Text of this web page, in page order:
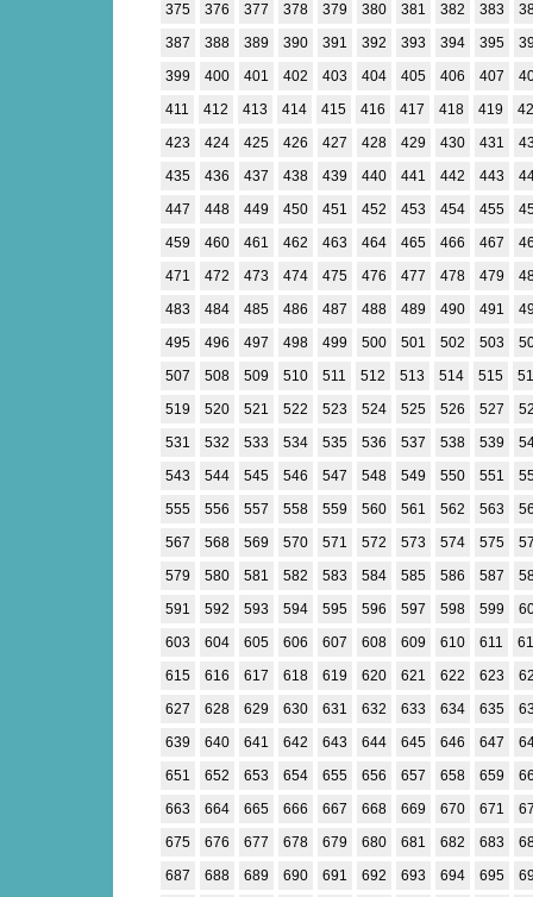
375
376 377 378 379 380 381 382 383
387
388 389 390 391 392 393 394 395
399
400 401 402 403 404 405 406 407
411
412 413 414 415 416 417 418 419
423
424 425 426 427 428 429 430 431
435
436 437 438 439 440 441 442 443
447
448 449 450 451 452 453 454 455
459
460 461 462 463 464 465 466 467
471
472 473 474 475 476 477 478 479
483
484 485 486 487 488 489 490 491
495
496 497 498 499 500 501 502 503
507
508 509 510 511 512 513 514 515
519
520 521 522 523 524 525 526 527
531
532 533 534 535 536 537 538 539
543
544 545 546 547 548 549 550 551
555
556 557 558 559 560 561 562 563
567
568 569 570 571 572 573 574 575
579
580 581 582 583 584 585 586 587
591
592 593 594 595 596 597 598 599
603
604 605 606 607 608 609 610 611
615
616 617 618 619 620 621 622 623
627
628 629 630 631 632 633 634 635
639
640 641 642 643 644 645 646 647
651
652 653 654 655 656 657 658 659
663
664 665 666 667 668 669 670 671
675
676 677 678 679 680 681 682 683
687
688 689 690 691 692 693 694 695